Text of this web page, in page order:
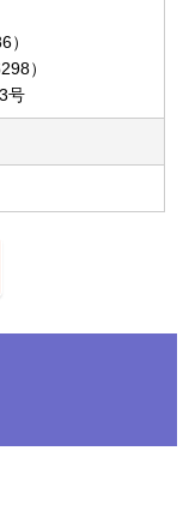
）
号